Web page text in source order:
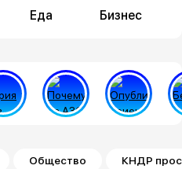
Еда Бизнес
Общество КНДР